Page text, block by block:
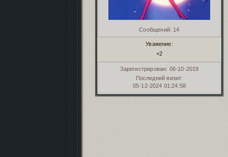
Сообщений: 14
Уважение:
+2
Зарегистрирован: 06-10-2019
Последний визит:
05-12-2024 01:24:58